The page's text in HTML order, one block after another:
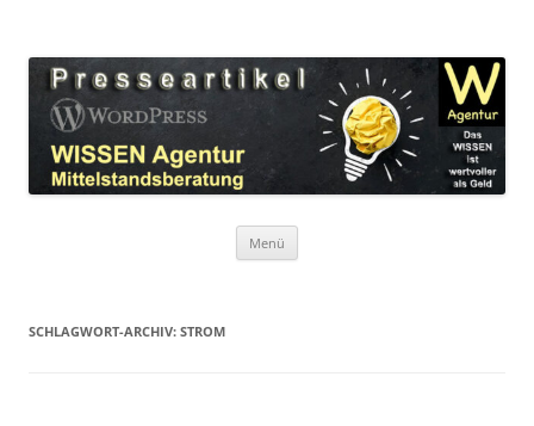
Agentur
Menü
SCHLAGWORT-ARCHIV: STROM